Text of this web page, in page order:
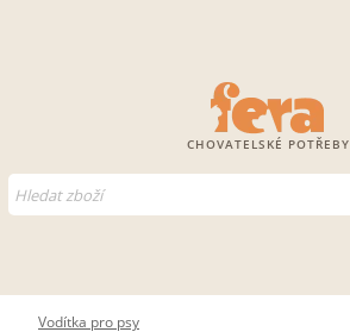
CHOVATELSKÉ POTŘEBY
Vodítka pro psy